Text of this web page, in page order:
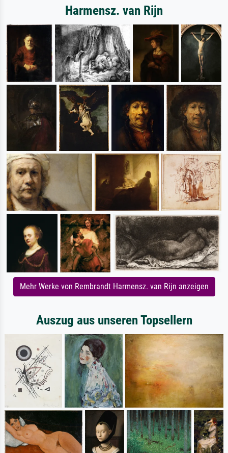
Harmensz. van Rijn
Mehr Werke von Rembrandt Harmensz. van Rijn anzeigen
Auszug aus unseren Topsellern